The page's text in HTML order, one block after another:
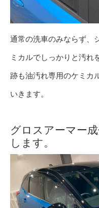
通常の洗車のみならず、
ミカルでしっかりと汚れ
跡も油汚れ専用のケミカ
いきます。
グロスアーマー
します。